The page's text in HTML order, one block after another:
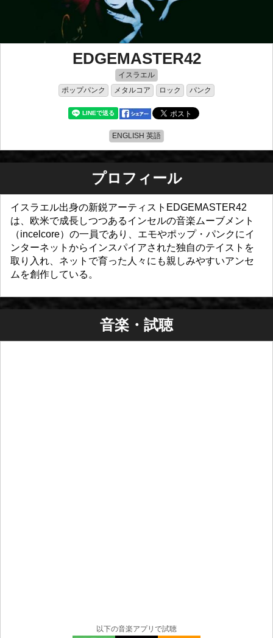
EDGEMASTER42
イスラエル
ポップパンク
メタルコア ロック パンク
ENGLISH 英語
プロフィール
イスラエル出身の新鋭アーティストEDGEMASTER42
は、欧米で成長しつつあるインセルの音楽ムーブメント
（incelcore）の一員であり、エモやポップ・パンクにイ
ンターネットからインスパイアされた独自のテイストを
取り入れ、ネットで育った人々にも親しみやすいアンセ
ムを創作している。
音楽・試聴
以下の音楽アプリで試聴